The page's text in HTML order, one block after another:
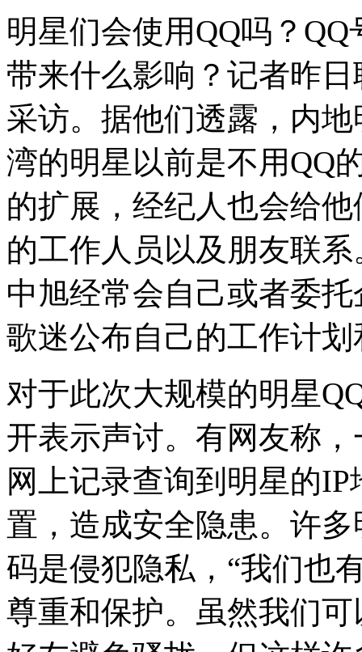
明星们会使用QQ吗？
带来什么影响？记者昨
采访。据他们透露，内
湾的明星以前是不用QQ
的扩展，经纪人也会给
的工作人员以及朋友联
中旭经常会自己或者委
歌迷公布自己的工作计
对于此次大规模的明星
开表示声讨。有网友称
网上记录查询到明星的
置，造成安全隐患。许
码是侵犯隐私，“我们也
尊重和保护。虽然我们